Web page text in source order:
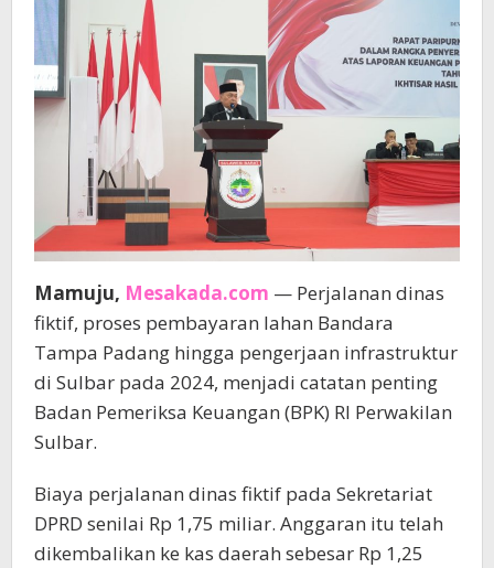
Mamuju, Mesakada.com — Perjalanan dinas
fiktif, proses pembayaran lahan Bandara
Tampa Padang hingga pengerjaan infrastruktur
di Sulbar pada 2024, menjadi catatan penting
Badan Pemeriksa Keuangan (BPK) RI Perwakilan
Sulbar.
Biaya perjalanan dinas fiktif pada Sekretariat
DPRD senilai Rp 1,75 miliar. Anggaran itu telah
dikembalikan ke kas daerah sebesar Rp 1,25